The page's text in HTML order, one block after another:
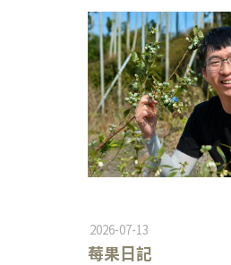
2026-07-13
莓果日記